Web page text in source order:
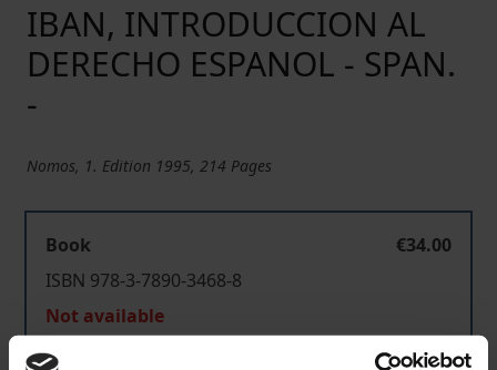
IBAN, INTRODUCCION AL
DERECHO ESPANOL - SPAN.
-
Nomos, 1. Edition 1995, 214 Pages
Book
€34.00
ISBN 978-3-7890-3468-8
Not available